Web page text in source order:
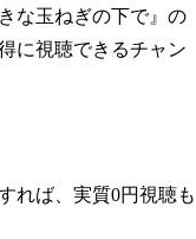
な玉ねぎの下で』の
に視聴できるチャン
れば、実質0円視聴も